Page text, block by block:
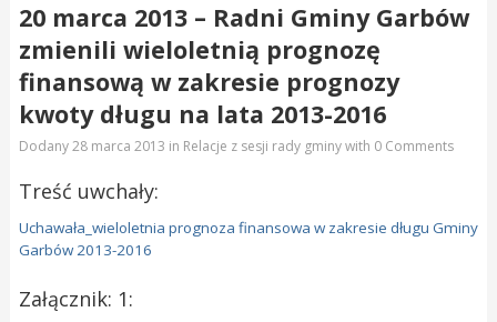
20 marca 2013 – Radni Gminy Garbów
zmienili wieloletnią prognozę
finansową w zakresie prognozy
kwoty długu na lata 2013-2016
Dodany28 marca 2013 in Relacje z sesji rady gminywith 0 Comments
Treść uwchały:
Uchawała_wieloletnia prognoza finansowa w zakresie długu Gminy
Garbów 2013-2016
Załącznik: 1: